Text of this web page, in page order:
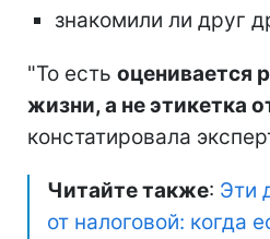
знакомили ли друг
"То есть оценивается
жизни, а не этикетка
констатировала
Читайте также: Эти
от налоговой: когда